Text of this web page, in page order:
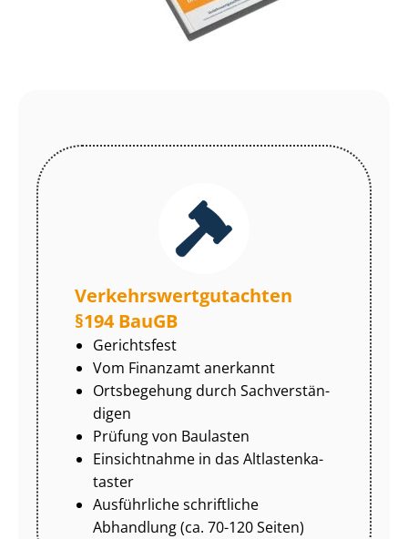
Ver­kehrs­wert­gut­ach­ten
§194 BauGB
Gerichtsfest
Vom Finanzamt anerkannt
Ortsbegehung durch Sach­ver­stän­
di­gen
Prüfung von Baulasten
Einsichtnahme in das Alt­las­ten­ka­
tas­ter
Ausführliche schriftliche
Abhandlung (ca. 70-120 Seiten)